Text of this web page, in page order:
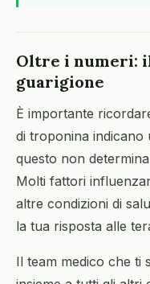
Oltre i numeri:
guarigione
È importante
di troponina indicano
questo non
Molti fattori
altre condizioni di
la tua risposta alle
Il team medico che ti